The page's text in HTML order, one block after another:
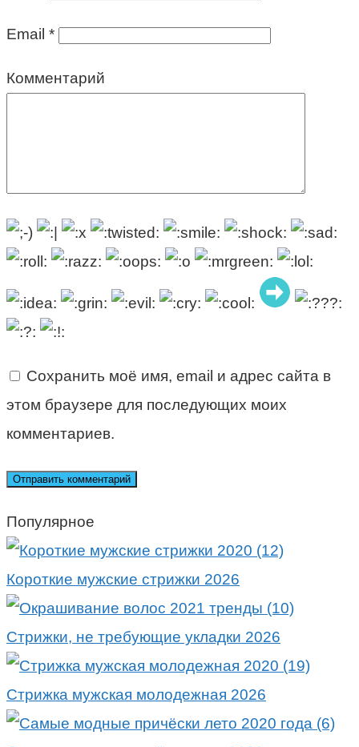
Email *
Комментарий
Сохранить моё имя, email и адрес сайта в
этом браузере для последующих моих
комментариев.
Популярное
Короткие мужские стрижки 2026
Стрижки, не требующие укладки 2026
Стрижка мужская молодежная 2026